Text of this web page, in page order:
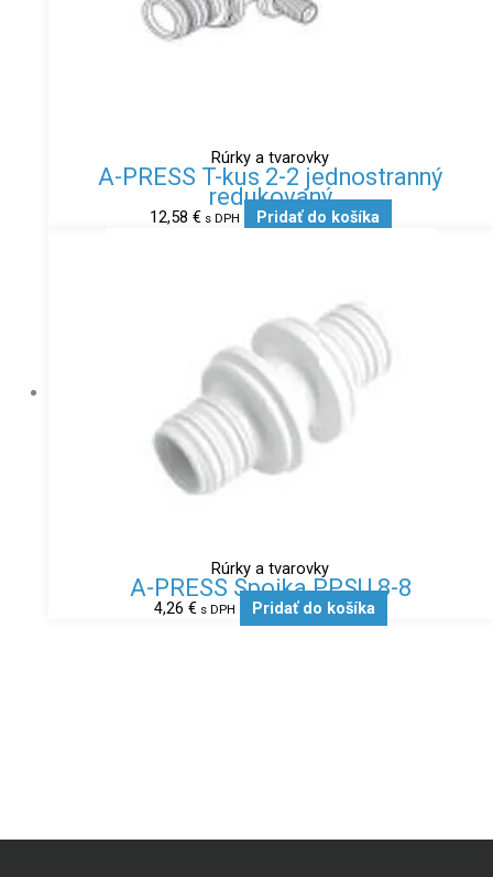
Rúrky a tvarovky
A-PRESS T-kus 2-2 jednostranný
redukovaný
12,58 € s DPH Pridať do košíka
Rúrky a tvarovky
A-PRESS Spojka PPSU 8-8
4,26 € s DPH Pridať do košíka